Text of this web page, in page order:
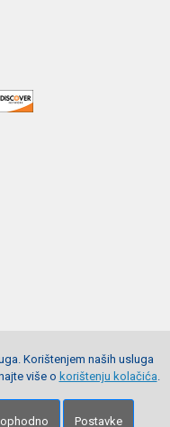
Korištenjem naših usluga
više o korištenju kolačića.
Postavke